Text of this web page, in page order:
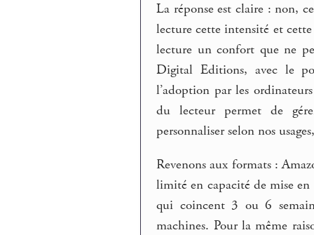
La réponse est claire : non,
lecture cette intensité et
lecture un confort que ne
Digital Editions, avec le
l’adoption par les
du lecteur permet de
personnaliser selon nos
Revenons aux formats :
limité en capacité de mise en
qui coincent 3 ou 6
machines. Pour la même